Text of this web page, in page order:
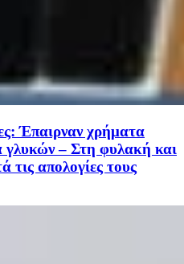
Έπαιρναν χρήματα
γλυκών – Στη φυλακή και
τις απολογίες τους